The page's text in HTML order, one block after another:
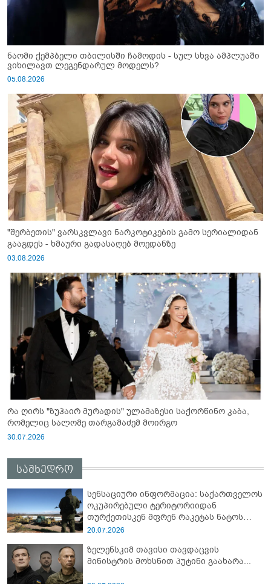
ნაომი ქემპბელი თბილისში ჩამოდის - სულ სხვა ამპლუაში
ვიხილავთ ლეგენდარულ მოდელს?
05.08.2026
"შერბეთის" ვარსკვლავი ნარკოტიკების გამო სერიალიდან
გააგდეს - ხმაური გადასაღებ მოედანზე
03.08.2026
რა ღირს "ზუჰაირ მურადის" ულამაზესი საქორწინო კაბა,
რომელიც სალომე თარგამაძემ მოირგო
30.07.2026
სამხედრო
სენსაციური ინფორმაცია: საქართველოს
ოკუპირებული ტერიტორიიდან
თურქეთისკენ მფრენ რაკეტას ნატოს
სამიტი კინაღამ ჩაუშლია
20.07.2026
ზელენსკიმ თავისი თავდაცვის
მინისტრის მოხსნით პუტინი გაახარა...